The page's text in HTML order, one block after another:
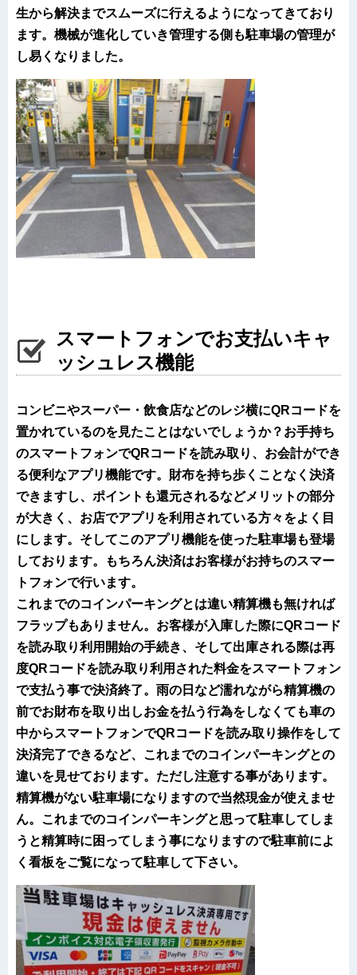
生から解決までスムーズに行えるようになってきており
ます。機械が進化していき管理する側も駐車場の管理が
し易くなりました。
スマートフォンでお支払いキャ
ッシュレス機能
コンビニやスーパー・飲食店などのレジ横にQRコードを
置かれているのを見たことはないでしょうか？お手持ち
のスマートフォンでQRコードを読み取り、お会計ができ
る便利なアプリ機能です。財布を持ち歩くことなく決済
できますし、ポイントも還元されるなどメリットの部分
が大きく、お店でアプリを利用されている方々をよく目
にします。そしてこのアプリ機能を使った駐車場も登場
しております。もちろん決済はお客様がお持ちのスマー
トフォンで行います。
これまでのコインパーキングとは違い精算機も無ければ
フラップもありません。お客様が入庫した際にQRコード
を読み取り利用開始の手続き、そして出庫される際は再
度QRコードを読み取り利用された料金をスマートフォン
で支払う事で決済終了。雨の日など濡れながら精算機の
前でお財布を取り出しお金を払う行為をしなくても車の
中からスマートフォンでQRコードを読み取り操作をして
決済完了できるなど、これまでのコインパーキングとの
違いを見せております。ただし注意する事があります。
精算機がない駐車場になりますので当然現金が使えませ
ん。これまでのコインパーキングと思って駐車してしま
うと精算時に困ってしまう事になりますので駐車前によ
く看板をご覧になって駐車して下さい。